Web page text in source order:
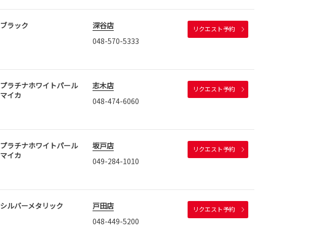
ブラック
深谷店
048-570-5333
リクエスト予約
プラチナホワイトパール
マイカ
志木店
048-474-6060
リクエスト予約
プラチナホワイトパール
マイカ
坂戸店
049-284-1010
リクエスト予約
シルバーメタリック
戸田店
048-449-5200
リクエスト予約